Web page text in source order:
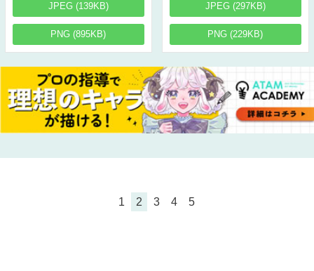
JPEG (139KB)
PNG (895KB)
JPEG (297KB)
PNG (229KB)
1 2 3 4 5